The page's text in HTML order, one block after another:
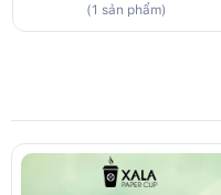
(1 sản phẩm)